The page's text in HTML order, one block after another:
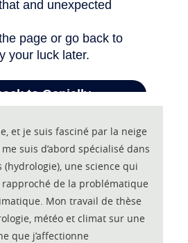
et je suis fasciné par la neige
suis d’abord spécialisé dans
(hydrologie), une science qui
rapproché de la problématique
Mon travail de thèse
météo et climat sur une
que j’affectionne